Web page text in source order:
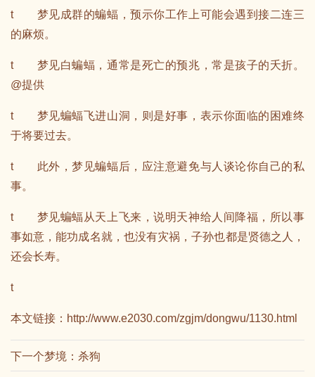
t 梦见成群的蝙蝠，预示你工作上可能会遇到接二连三
的麻烦。
t 梦见白蝙蝠，通常是死亡的预兆，常是孩子的夭折。
@提供
t 梦见蝙蝠飞进山洞，则是好事，表示你面临的困难终
于将要过去。
t 此外，梦见蝙蝠后，应注意避免与人谈论你自己的私
事。
t 梦见蝙蝠从天上飞来，说明天神给人间降福，所以事
事如意，能功成名就，也没有灾祸，子孙也都是贤德之人，
还会长寿。
t
本文链接： http://www.e2030.com/zgjm/dongwu/1130.html
下一个梦境： 杀狗